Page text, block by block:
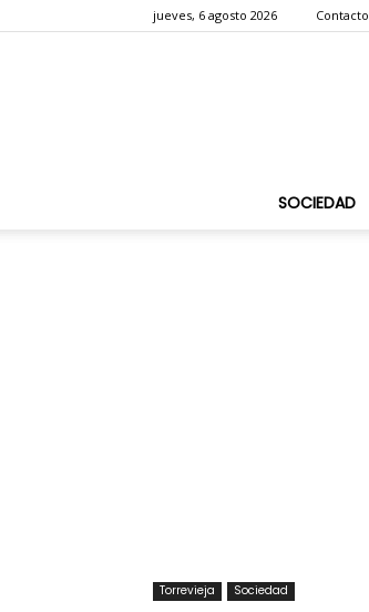
jueves, 6 agosto 2026 Contacto
SOCIEDAD
Torrevieja Sociedad